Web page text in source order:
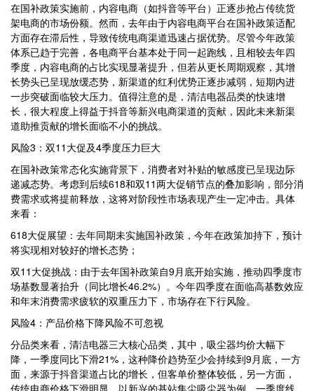
在国补政策实施前，内容电商（如抖音等平台）正逐步抢占传统货
架电商的市场份额。然而，去年由于内容电商平台在国补政策适配
方面存在滞后性，导致传统电商渠道迅速占据优势。尽管今年政策
体系已趋于完善，各电商平台基本处于同一起跑线，且相较去年四
季度，内容电商的占比实现显著提升，但若从更长周期观察，其增
长势头已呈现放缓态势，新渠道的红利优势正逐步减弱，短期内进
一步突破面临较大压力。值得注意的是，清洁电器品类的快速增
长，很大程度上得益于抖音等新兴电商渠道的贡献，因此未来新渠
道助推贡献的增长面临不小的挑战。
风险3：双11大促及4季度压力巨大
在国补政策常态化实施背景下，消费者对补贴的敏感度已呈现边际
递减态势。考虑到后续618和双11两大促销节点的叠加影响，部分消
费需求或将提前释放，这将对阶段性市场表现产生一定冲击。具体
来看：
618大促展望：去年同期未实施国补政策，今年在政策加持下，预计
将实现相对较好的增长态势；
双11大促挑战：由于去年国补政策自9月底开始实施，推动四季度市
场基数显著抬升（同比增长46.2%）。今年四季度在面临高基数效应
和年末消费需求疲软的双重压力下，市场存在下行风险。
风险4：产品价格下降风险不可忽视
分品类来看，清洁电器三大核心品类，其中，吸尘器均价大幅下
降，一季度同比下滑21%，这种降价趋势至少会持续到9月底，一方
面，来源于抖音渠道占比的增长，但客单价整体较低，另一方面，
传统电商价格下滑明显，以新兴的基站集尘吸尘器为例，一季度线